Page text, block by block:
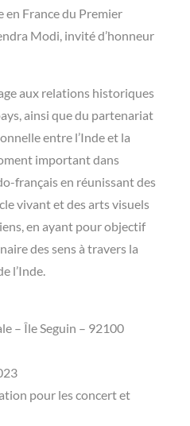
en France du Premier
Modi, invité d’honneur
aux relations historiques
ainsi que du partenariat
entre l’Inde et la
important dans
français en réunissant des
vivant et des arts visuels
en ayant pour objectif
des sens à travers la
l’Inde.
– Île Seguin – 92100
pour les concert et